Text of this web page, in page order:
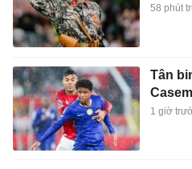
58 phút
Tân
1 giờ